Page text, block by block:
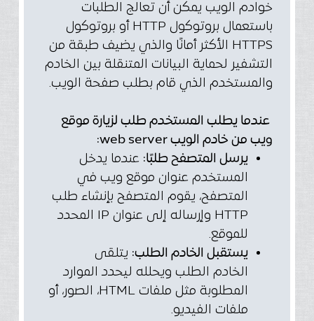
خوادم الويب يمكن أن تعالج الطلبات
باستعمال بروتوكول HTTP أو بروتوكول
HTTPS الأكثر أمانًا والذي يضيف طبقة من
التشفير لحماية البيانات المتنقلة بين الخادم
والمستخدم الذي قام بطلب صفحة الويب.
عندما يطلب المستخدم طلب لزيارة موقع
ويب من خادم الويب web server:
يرسل المتصفح طلبًا: عندما يدخل
المستخدم عنوان موقع ويب في
المتصفح، يقوم المتصفح بإنشاء طلب
HTTP وإرساله إلى عنوان IP المحدد
للموقع.
يستقبل الخادم الطلب: يتلقى
الخادم الطلب ويحلله ليحدد الموارد
المطلوبة مثل ملفات HTML، الصور، أو
ملفات الفيديو.